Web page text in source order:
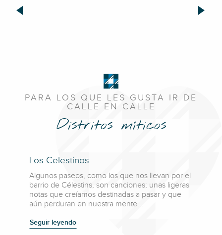
PARA LOS QUE LES GUSTA IR DE
CALLE EN CALLE
Distritos míticos
Los Celestinos
Algunos paseos, como los que nos llevan por el
barrio de Célestins, son canciones; unas ligeras
notas que creíamos destinadas a pasar y que
aún perduran en nuestra mente...
Seguir leyendo